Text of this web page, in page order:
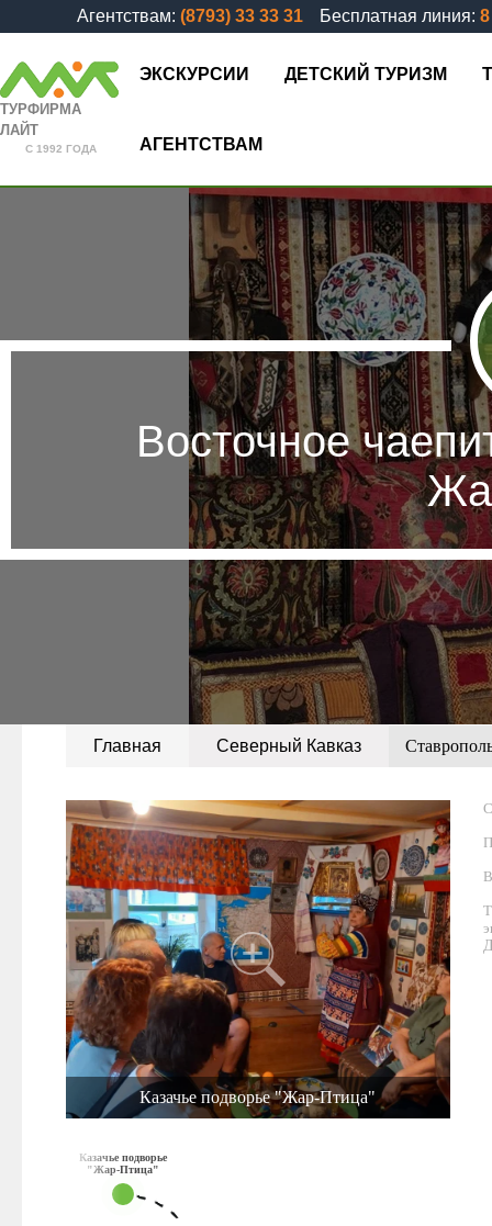
Агентствам: (8793) 33 33 31 Бесплатная линия:
ТУРФИРМА
ЛАЙТ
С 1992 ГОДА
ЭКСКУРСИИ ДЕТСКИЙ ТУРИЗМ
АГЕНТСТВАМ
Восточное
Главная Северный Кавказ
Казачье подворье "Жар-Птица"
Казачье подворье
"Жар-Птица"